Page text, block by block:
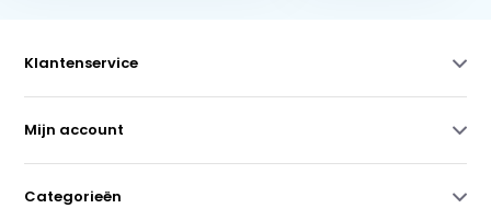
Klantenservice
Mijn account
Categorieën